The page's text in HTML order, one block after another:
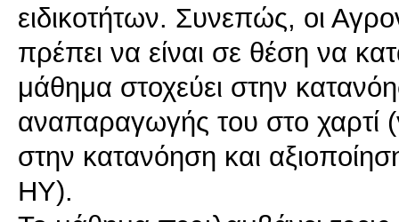
ειδικοτήτων. Συνεπώς, οι
πρέπει να είναι σε θέση να
μάθημα στοχεύει στην
αναπαραγωγής του στο χαρτί
στην κατανόηση και
ΗΥ).